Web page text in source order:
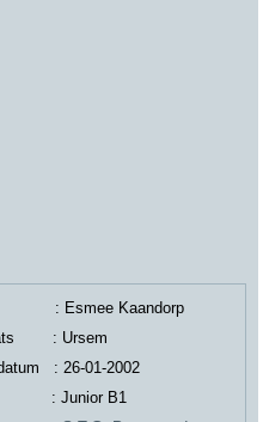
Esmee Kaandorp
: Ursem
: 26-01-2002
: Junior B1